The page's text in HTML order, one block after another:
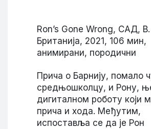
Ron’s Gone Wrong, САД, В.
Британија, 2021, 106 мин,
анимирани, породични
Прича о Барнију, помало
средњошколцу, и Рону,
дигиталном роботу који
прича и хода. Међутим,
испоставља се да је Рон